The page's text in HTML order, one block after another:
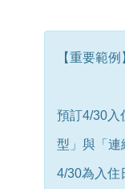
【重要範例
預訂4/30入
型」與「連
4/30為入住